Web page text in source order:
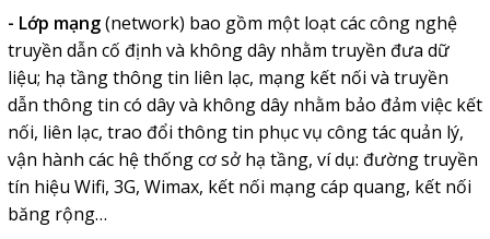
- Lớp mạng(network) bao gồm một loạt các công nghệ
truyền dẫn cố định và không dây nhằm truyền đưa dữ
liệu; hạ tầng thông tin liên lạc, mạng kết nối và truyền
dẫn thông tin có dây và không dây nhằm bảo đảm việc kết
nối, liên lạc, trao đổi thông tin phục vụ công tác quản lý,
vận hành các hệ thống cơ sở hạ tầng, ví dụ: đường truyền
tín hiệu Wifi, 3G, Wimax, kết nối mạng cáp quang, kết nối
băng rộng…